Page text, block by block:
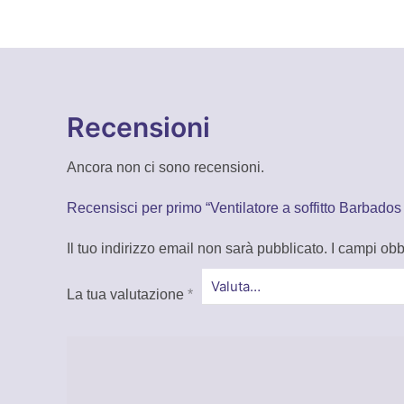
Recensioni
Ancora non ci sono recensioni.
Recensisci per primo “Ventilatore a soffitto Barbados
Il tuo indirizzo email non sarà pubblicato. I campi
La tua valutazione *